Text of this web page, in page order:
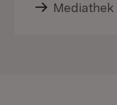
Mediathek